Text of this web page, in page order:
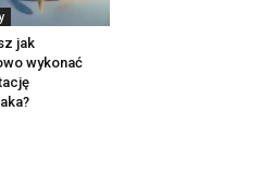
jak
wykonać